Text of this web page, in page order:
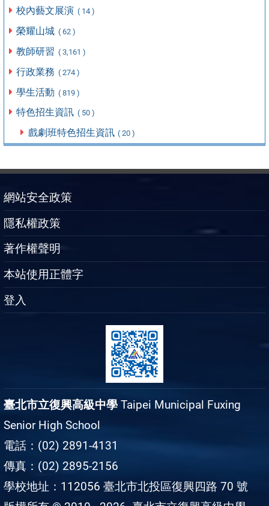
校內藝文展演 ( 14 )
榮耀山城 ( 62 )
教師研習 ( 3,161 )
行政業務 ( 274 )
學生活動 ( 819 )
特色招生資訊 ( 50 )
戲劇班特色招生資訊 ( 20 )
網站安全政策
隱私權政策
著作權聲明
本站使用正體字
登入
臺北市立復興高級中學 Taipei Municipal Fuxing
Senior High School
電話：(02) 2891-4131
傳真：(02) 2895-2156
學校地址：112056 臺北市北投區復興四路 70 號